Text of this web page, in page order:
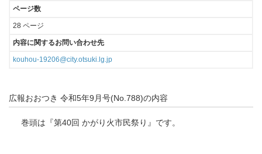
ページ数
28 ページ
内容に関するお問い合わせ先
kouhou-19206@city.otsuki.lg.jp
広報おおつき 令和5年9月号(No.788)の内容
巻頭は『第40回 かがり火市民祭り』です。